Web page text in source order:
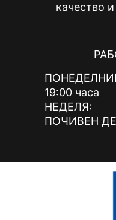
качество
19:00 часа
ПОЧИВЕН